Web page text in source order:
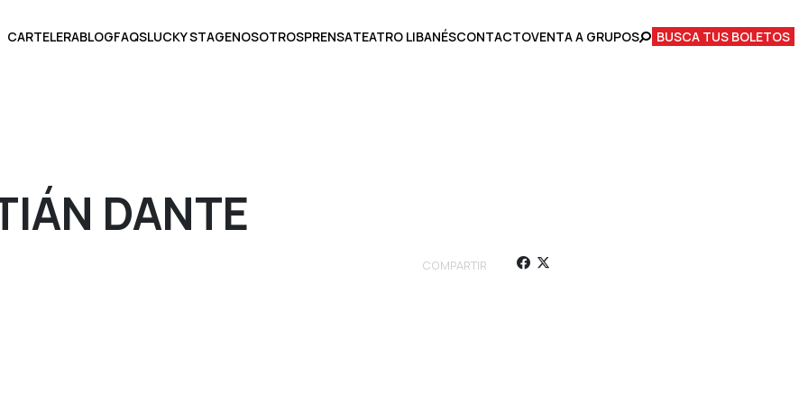
CARTELERABLOGFAQSLUCKY STAGENOSOTROSPRENSATEATRO LIBANÉSCONTACTOVENTA A GRUPOS BUSCA TUS BOLETOS
DANTE
COMPARTIR